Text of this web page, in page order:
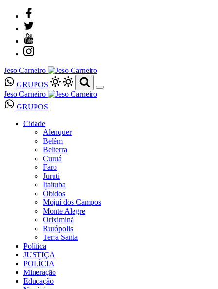
Jeso Carneiro
GRUPOS
Jeso Carneiro
GRUPOS
Cidade
Alenquer
Belém
Belterra
Curuá
Faro
Juruti
Itaituba
Óbidos
Mojuí dos Campos
Monte Alegre
Oriximiná
Rurópolis
Terra Santa
Política
JUSTIÇA
POLÍCIA
Mineração
Educação